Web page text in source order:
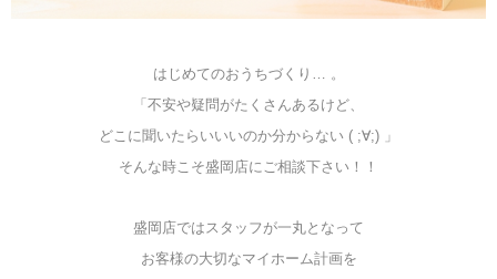
はじめてのおうちづくり… 。
「不安や疑問がたくさんあるけど、
どこに聞いたらいいいのか分からない ( ;∀;) 」
そんな時こそ盛岡店にご相談下さい！！
盛岡店ではスタッフが一丸となって
お客様の大切なマイホーム計画を